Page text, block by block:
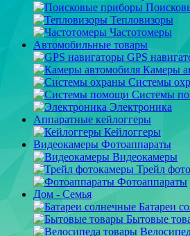
Тепловизоры
Частотомеры
Автомобильные товары
GPS
Камеры
Системы
Системы
Электроника
Аппаратные кейлоггеры
Кейлоггеры
Видеокамеры Фотоаппараты
Видеокамеры
Трейл
Фотоаппараты
Дом - Семья
Батареи
Бытовые